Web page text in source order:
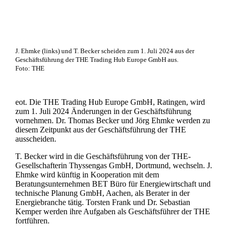
J. Ehmke (links) und T. Becker scheiden zum 1. Juli 2024 aus der
Geschäftsführung der THE Trading Hub Europe GmbH aus.
Foto: THE
eot. Die THE Trading Hub Europe GmbH, Ratingen, wird
zum 1. Juli 2024 Änderungen in der Geschäftsführung
vornehmen. Dr. Thomas Becker und Jörg Ehmke werden zu
diesem Zeitpunkt aus der Geschäftsführung der THE
ausscheiden.
T. Becker wird in die Geschäftsführung von der THE-
Gesellschafterin Thyssengas GmbH, Dortmund, wechseln. J.
Ehmke wird künftig in Kooperation mit dem
Beratungsunternehmen BET Büro für Energiewirtschaft und
technische Planung GmbH, Aachen, als Berater in der
Energiebranche tätig. Torsten Frank und Dr. Sebastian
Kemper werden ihre Aufgaben als Geschäftsführer der THE
fortführen.